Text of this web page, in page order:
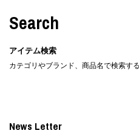
Search
アイテム検索
カテゴリやブランド、商品名で検索する
News Letter